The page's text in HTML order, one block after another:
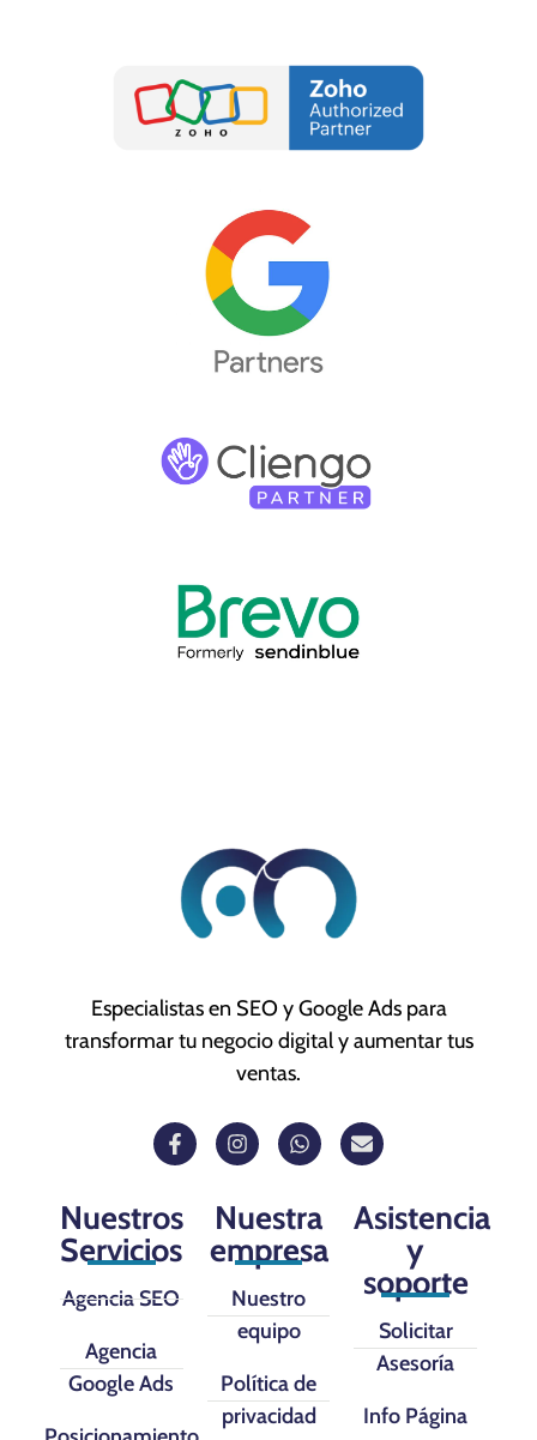
Especialistas en SEO y Google Ads para
transformar tu negocio digital y aumentar tus
ventas.
Nuestros
Servicios
Agencia SEO
Agencia
Google Ads
Nuestra
empresa
Nuestro
equipo
Política de
privacidad
Asistencia
y
soporte
Solicitar
Asesoría
Info Página